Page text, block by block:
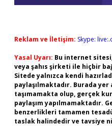
Reklam ve İletişim: Skype:
Yasal Uyarı: Bu internet
veya şahıs şirketi ile hiçbir
Sitede yalnızca kendi
paylaşılmaktadır. Burada
taşımamakta olup, gerçek
paylaşım yapılmamaktadır.
benzerlikleri tamamen
taslak halindedir ve tavsiye